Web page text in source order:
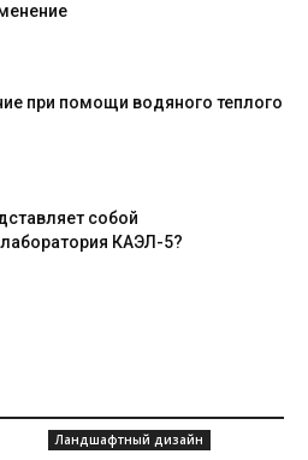
при помощи водяного теплого
собой
КАЭЛ-5?
Ландшафтный дизайн